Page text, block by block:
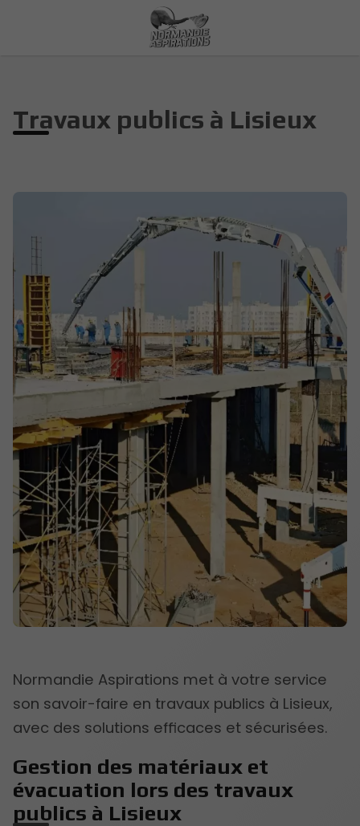
Travaux publics à Lisieux
Normandie Aspirations met à votre service
son savoir-faire en travaux publics à Lisieux,
avec des solutions efficaces et sécurisées.
Gestion des matériaux et
évacuation lors des travaux
publics à Lisieux